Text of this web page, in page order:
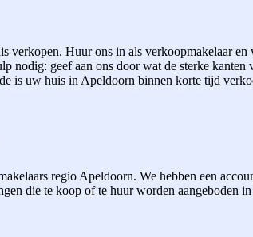
verkopen. Huur ons in als verkoopmakelaar
nodig: geef aan ons door wat de sterke
is uw huis in Apeldoorn binnen korte tijd
regio Apeldoorn. We hebben een
die te koop of te huur worden aangeboden